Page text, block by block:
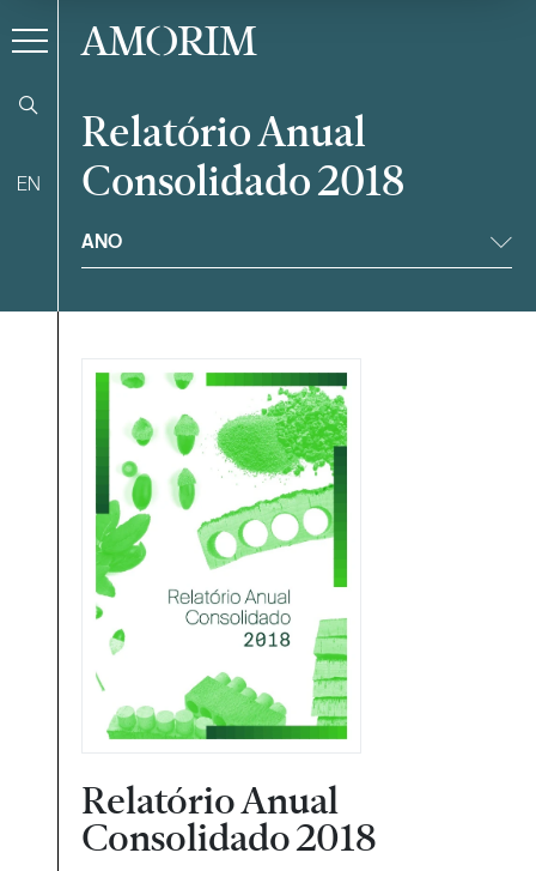
EN
AMORIM
Relatório Anual
Consolidado 2018
Filtrar
ANO
Relatório Anual
Consolidado 2018